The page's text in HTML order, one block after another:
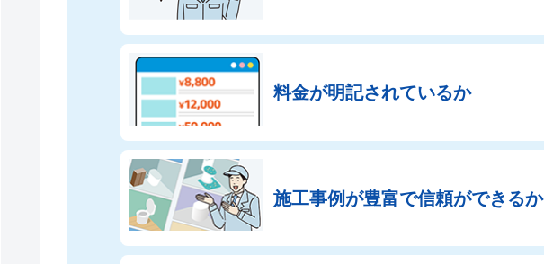
料金が明記されているか
施工事例が豊富で信頼ができるか